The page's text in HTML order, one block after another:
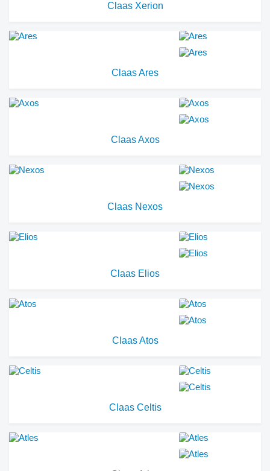
Claas Xerion
Claas Ares
Claas Axos
Claas Nexos
Claas Elios
Claas Atos
Claas Celtis